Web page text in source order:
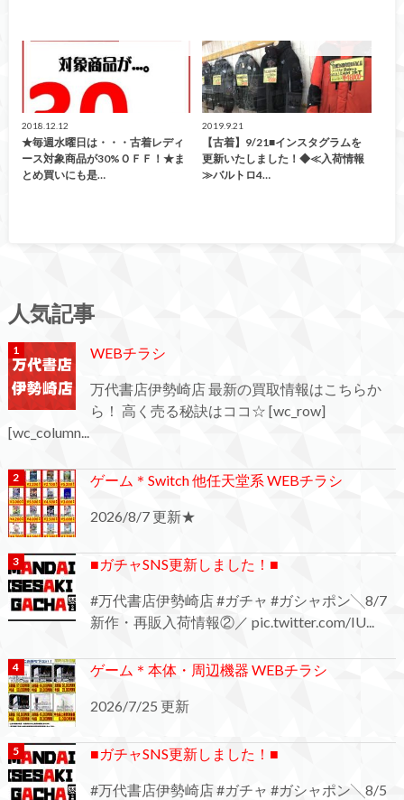
2018.12.12
★毎週水曜日は・・・古着レディ
ース対象商品が30%ＯＦＦ！★ま
とめ買いにも是…
2019.9.21
【古着】9/21■インスタグラムを
更新いたしました！◆≪入荷情報
≫バルトロ4…
人気記事
WEBチラシ
万代書店伊勢崎店 最新の買取情報はこちらか
ら！ 高く売る秘訣はココ☆ [wc_row]
[wc_column...
ゲーム＊Switch 他任天堂系 WEBチラシ
2026/8/7 更新★
■ガチャSNS更新しました！■
#万代書店伊勢崎店 #ガチャ #ガシャポン╲8/7
新作・再販入荷情報②／ pic.twitter.com/IU...
ゲーム＊本体・周辺機器 WEBチラシ
2026/7/25 更新
■ガチャSNS更新しました！■
#万代書店伊勢崎店 #ガチャ #ガシャポン╲8/5